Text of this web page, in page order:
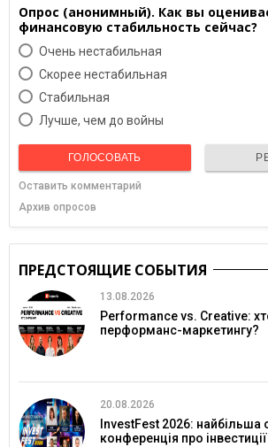
Опрос (анонимный). Как вы
финансовую стабильность сейчас?
Очень нестабильная
Скорее нестабильная
Cтабильная
Лучше, чем до войны
ГОЛОСОВАТЬ
Оставить комментарий
Архив опросов
ПРЕДСТОЯЩИЕ СОБЫТИЯ
13.08.2026
Performance vs. Creative:
перформанс-маркетингу?
20.08.2026
InvestFest 2026: найбільша
конференція про інвестиції